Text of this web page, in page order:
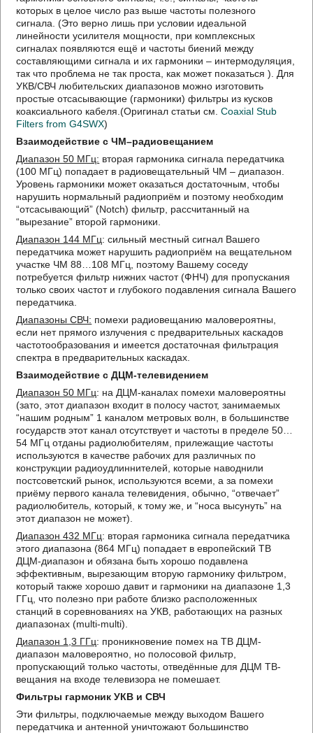
которых в целое число раз выше частоты полезного
сигнала. (Это верно лишь при условии идеальной
линейности усилителя мощности, при комплексных
сигналах появляются ещё и частоты биений между
составляющими сигнала и их гармоники – интермодуляция,
так что проблема не так проста, как может показаться ). Для
УКВ/СВЧ любительских диапазонов можно изготовить
простые отсасывающие (гармоники) фильтры из кусков
коаксиального кабеля.(Оригинал статьи см.Coaxial Stub
Filters from G4SWX)
Взаимодействие с ЧМ–радиовещанием
Диапазон 50 МГц: вторая гармоника сигнала передатчика
(100 МГц) попадает в радиовещательный ЧМ – диапазон.
Уровень гармоники может оказаться достаточным, чтобы
нарушить нормальный радиоприём и поэтому необходим
“отсасывающий” (Notch) фильтр, рассчитанный на
“вырезание” второй гармоники.
Диапазон 144 МГц: сильный местный сигнал Вашего
передатчика может нарушить радиоприём на вещательном
участке ЧМ 88…108 МГц, поэтому Вашему соседу
потребуется фильтр нижних частот (ФНЧ) для пропускания
только своих частот и глубокого подавления сигнала Вашего
передатчика.
Диапазоны СВЧ: помехи радиовещанию маловероятны,
если нет прямого излучения с предварительных каскадов
частотообразования и имеется достаточная фильтрация
спектра в предварительных каскадах.
Взаимодействие с ДЦМ-телевидением
Диапазон 50 МГц: на ДЦМ-каналах помехи маловероятны
(зато, этот диапазон входит в полосу частот, занимаемых
“нашим родным” 1 каналом метровых волн, в большинстве
государств этот канал отсутствует и частоты в пределе 50…
54 МГц отданы радиолюбителям, прилежащие частоты
используются в качестве рабочих для различных по
конструкции радиоудлиннителей, которые наводнили
постсоветский рынок, используются всеми, а за помехи
приёму первого канала телевидения, обычно, “отвечает”
радиолюбитель, который, к тому же, и “носа высунуть” на
этот диапазон не может).
Диапазон 432 МГц: вторая гармоника сигнала передатчика
этого диапазона (864 МГц) попадает в европейский ТВ
ДЦМ-диапазон и обязана быть хорошо подавлена
эффективным, вырезающим вторую гармонику фильтром,
который также хорошо давит и гармоники на диапазоне 1,3
ГГц, что полезно при работе близко расположенных
станций в соревнованиях на УКВ, работающих на разных
диапазонах (multi-multi).
Диапазон 1,3 ГГц: проникновение помех на ТВ ДЦМ-
диапазон маловероятно, но полосовой фильтр,
пропускающий только частоты, отведённые для ДЦМ ТВ-
вещания на входе телевизора не помешает.
Фильтры гармоник УКВ и СВЧ
Эти фильтры, подключаемые между выходом Вашего
передатчика и антенной уничтожают большинство